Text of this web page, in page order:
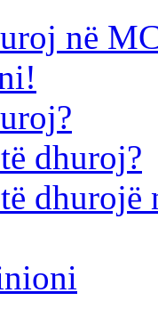
në
dhuroj?
dhurojë